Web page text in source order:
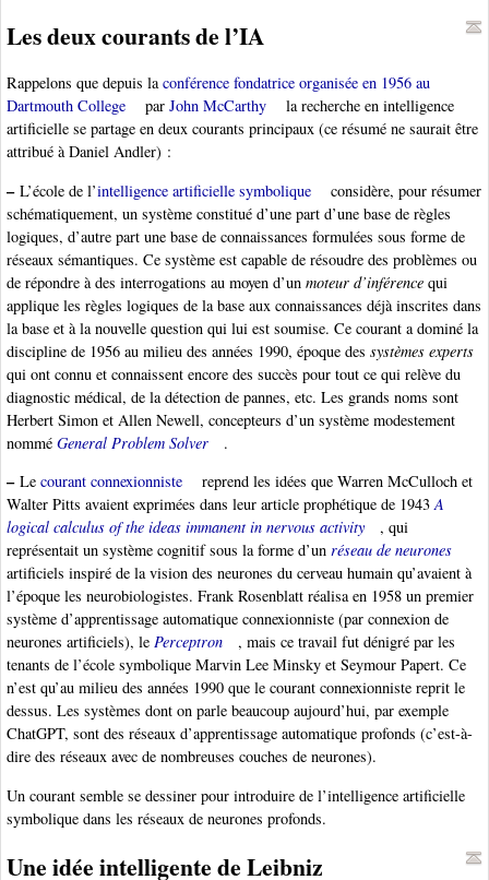
Les deux courants de l’IA
Rappelons que depuis laconférence fondatrice organisée en 1956 au
Dartmouth College
par John McCarthy
la recherche en intelligence
artificielle se partage en deux courants principaux (ce résumé ne saurait être
attribué à Daniel Andler) :
–L’école de l’intelligence artificielle symbolique
considère, pour résumer
schématiquement, un système constitué d’une part d’une base de règles
logiques, d’autre part une base de connaissances formulées sous forme de
réseaux sémantiques. Ce système est capable de résoudre des problèmes ou
de répondre à des interrogations au moyen d’un moteur d’inférence qui
applique les règles logiques de la base aux connaissances déjà inscrites dans
la base et à la nouvelle question qui lui est soumise. Ce courant a dominé la
discipline de 1956 au milieu des années 1990, époque des systèmes experts
qui ont connu et connaissent encore des succès pour tout ce qui relève du
diagnostic médical, de la détection de pannes, etc. Les grands noms sont
Herbert Simon et Allen Newell, concepteurs d’un système modestement
nommé General Problem Solver .
–Le courant connexionniste
reprend les idées que Warren McCulloch et
Walter Pitts avaient exprimées dans leur article prophétique de 1943A
logical calculus of the ideas immanent in nervous activity
, qui
représentait un système cognitif sous la forme d’un réseau de neurones
artificiels inspiré de la vision des neurones du cerveau humain qu’avaient à
l’époque les neurobiologistes. Frank Rosenblatt réalisa en 1958 un premier
système d’apprentissage automatique connexionniste (par connexion de
neurones artificiels), le Perceptron
, mais ce travail fut dénigré par les
tenants de l’école symbolique Marvin Lee Minsky et Seymour Papert. Ce
n’est qu’au milieu des années 1990 que le courant connexionniste reprit le
dessus. Les systèmes dont on parle beaucoup aujourd’hui, par exemple
ChatGPT, sont des réseaux d’apprentissage automatique profonds (c’est-à-
dire des réseaux avec de nombreuses couches de neurones).
Un courant semble se dessiner pour introduire de l’intelligence artificielle
symbolique dans les réseaux de neurones profonds.
Une idée intelligente de Leibniz